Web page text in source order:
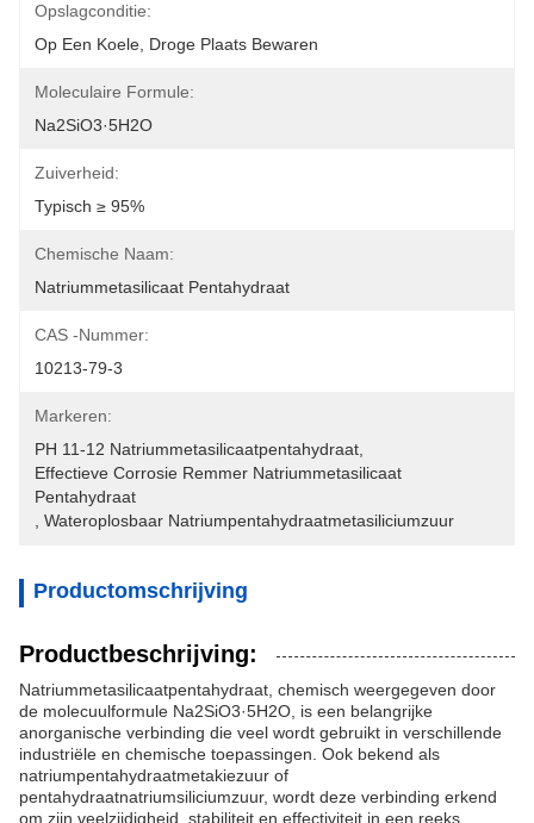
Opslagconditie:
Op Een Koele, Droge Plaats Bewaren
Moleculaire Formule:
Na2SiO3·5H2O
Zuiverheid:
Typisch ≥ 95%
Chemische Naam:
Natriummetasilicaat Pentahydraat
CAS -nummer:
10213-79-3
Markeren:
PH 11-12 Natriummetasilicaatpentahydraat
Effectieve Corrosie Remmer Natriummetasilicaat
Pentahydraat
Wateroplosbaar Natriumpentahydraatmetasiliciumzuur
Productomschrijving
Productbeschrijving:
Natriummetasilicaatpentahydraat, chemisch weergegeven door
de molecuulformule Na2SiO3·5H2O, is een belangrijke
anorganische verbinding die veel wordt gebruikt in verschillende
industriële en chemische toepassingen. Ook bekend als
natriumpentahydraatmetakiezuur of
pentahydraatnatriumsiliciumzuur, wordt deze verbinding erkend
om zijn veelzijdigheid, stabiliteit en effectiviteit in een reeks